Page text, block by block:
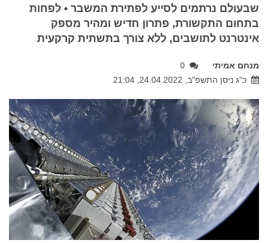
שבעולם נרתמים לסייע לפתירת המשבר • לפחות
בתחום התקשורת, פתרון חדיש ומהיר מספק
אינטרנט לתושבים, ללא צורך בתשתית קרקעית
מנחם אמיתי
0
כ"ג ניסן התשפ"ב, 24.04.2022, 21:04